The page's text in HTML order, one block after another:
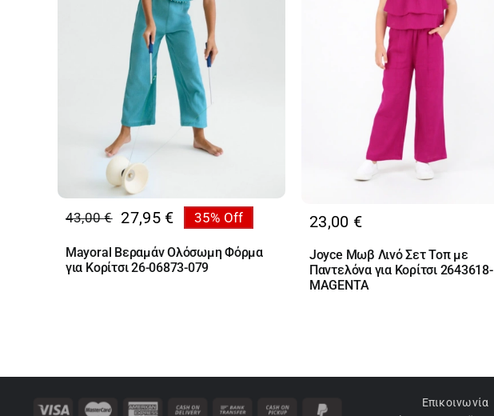
43,00€
Original
price
was:
27,95 €
Η
τρέχουσα
τιμή
35% Off
Mayoral Βεραμάν Ολόσωμη Φόρμα
για Κορίτσι 26-06873-079
23,00 €
Joyce Μωβ Λινό Σετ Τοπ με
Παντελόνα για Κορίτσι 2643618-
MAGENTA
Επικοινωνία